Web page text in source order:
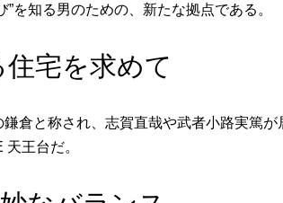
を知る男のための、新たな拠点である。
宅を求めて
倉と称され、志賀直哉や武者小路実篤が
王台だ。